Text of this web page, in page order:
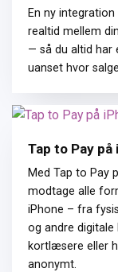
En ny
realtid mellem
— så du altid har
uanset hvor
Tap to Pay på
Med Tap to Pay
modtage alle
iPhone – fra
og andre
kortlæsere eller
anonymt.